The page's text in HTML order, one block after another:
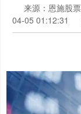
来源：恩施股
04-05 01:12:31